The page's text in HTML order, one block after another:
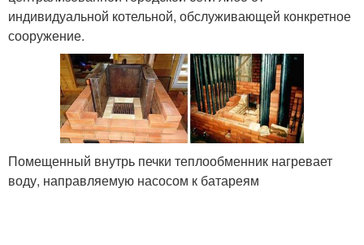
индивидуальной котельной, обслуживающей конкретное
сооружение.
Помещенный внутрь печки теплообменник нагревает
воду, направляемую насосом к батареям